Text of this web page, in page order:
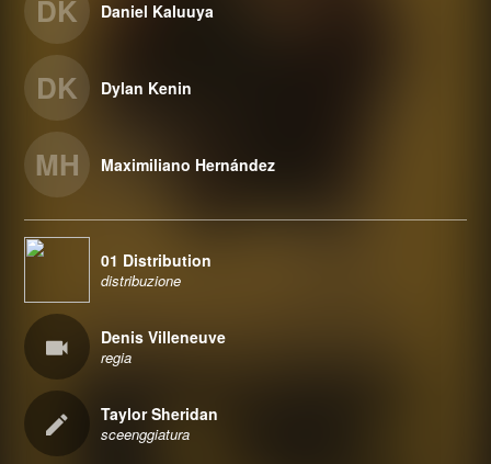
DK Daniel Kaluuya
DK Dylan Kenin
MH Maximiliano Hernández
01 Distribution
distribuzione
Denis Villeneuve
regia
Taylor Sheridan
sceenggiatura